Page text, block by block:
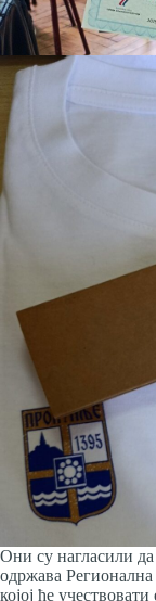
Они су нагласили
одржава Регионална
којој ће